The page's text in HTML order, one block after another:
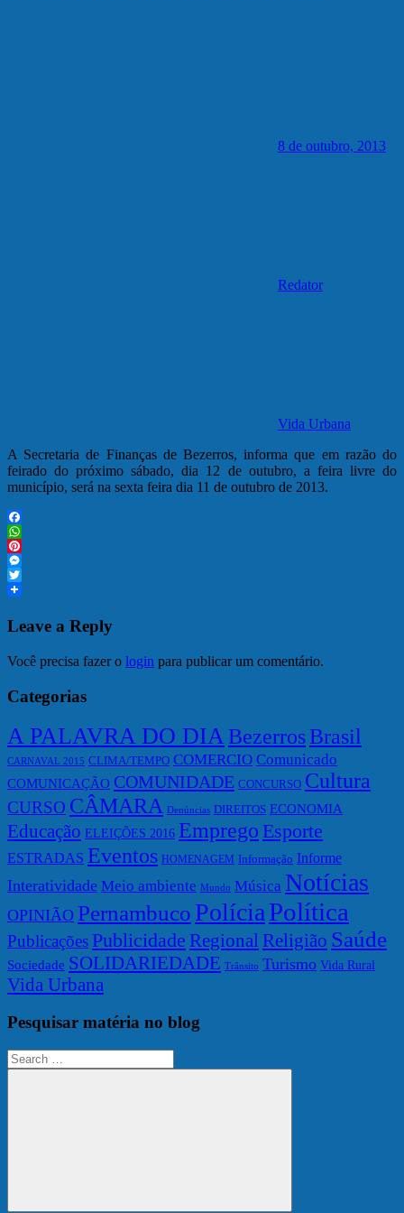
8 de outubro, 2013
Redator
Vida Urbana
A Secretaria de Finanças de Bezerros, informa que em razão do
feirado do próximo sábado, dia 12 de outubro, a feira livre do
município, será na sexta feira dia 11 de outubro de 2013.
Facebook
WhatsApp
Pinterest
Messenger
Twitter
Leave a Reply
Você precisa fazer o login para publicar um comentário.
Categorias
A PALAVRA DO DIABezerrosBrasil
CARNAVAL 2015 CLIMA/TEMPO COMERCIO Comunicado
COMUNICAÇÃO COMUNIDADE CONCURSO Cultura
CURSO CÂMARA Denúncias DIREITOS ECONOMIA
Educação ELEIÇÕES 2016 Emprego Esporte
ESTRADAS Eventos HOMENAGEM Informação Informe
Interatividade Meio ambiente Mundo Música Notícias
OPINIÃO Pernambuco PolíciaPolítica
Publicações Publicidade Regional Religião Saúde
Sociedade SOLIDARIEDADE Trânsito Turismo Vida Rural
Vida Urbana
Pesquisar matéria no blog
Search
for: